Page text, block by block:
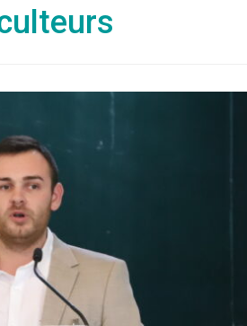
Canicule : face aux prairies
« grillées », les éleveurs de
ruminants toujours sans